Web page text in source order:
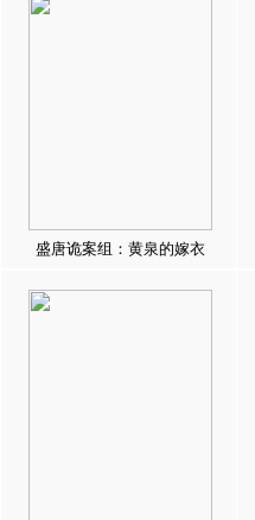
盛唐诡案组：黄泉的嫁衣